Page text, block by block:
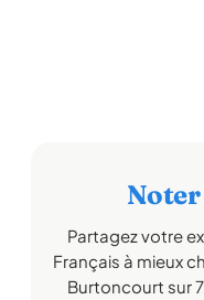
Partagez votre
Français à mieux
Burtoncourt sur